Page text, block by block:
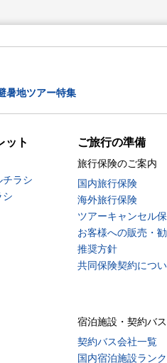
暑地ツアー特集
ット
チラシ
シ
ご旅行の準備
旅行保険のご案内
国内旅行保険
海外旅行保険
ツアーキャンセル
お客様への販売・
推奨方針
共同保険契約につ
宿泊施設・契約バ
契約バス会社一覧
国内宿泊施設ランク